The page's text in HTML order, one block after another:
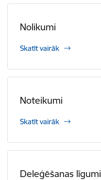
Nolikumi
Skatīt vairāk
Noteikumi
Skatīt vairāk
Deleģēšanas līgumi